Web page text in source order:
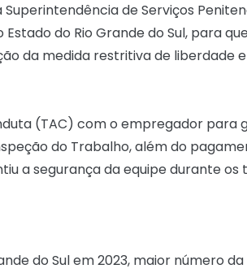
de Serviços
do Rio Grande do Sul, para
da medida restritiva de liberdade
(TAC) com o empregador para
do Trabalho, além do
a segurança da equipe durante os
do Sul em 2023, maior número